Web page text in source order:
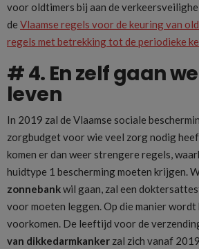
voor oldtimers bij aan de
de Vlaamse regels voor de keuring van
regels met betrekking tot de periodieke
# 4. En zelf gaan
leven
In 2019 zal de Vlaamse sociale
zorgbudget voor wie veel zorg nodig
komen er dan weer strengere regels,
huidtype 1 bescherming moeten krijgen.
zonnebankwil gaan, zal een
voor moeten leggen. Op die manier wordt
voorkomen. De leeftijd voor de
van dikkedarmkanker zal zich vanaf